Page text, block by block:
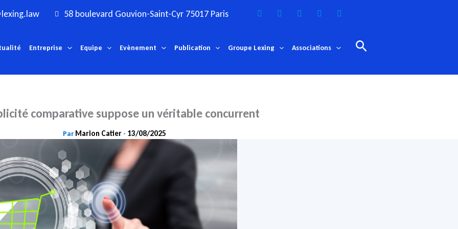
58 boulevard Gouvion-Saint-Cyr 75017 Paris
Entreprise Equipe Evènement Publication Groupe Lexing Associations Rechercher
comparative suppose un véritable concurrent
Par Marion Catier - 13/08/2025